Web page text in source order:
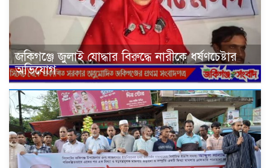
জকিগঞ্জে জুলাই যোদ্ধার বিরুদ্ধে নারীকে ধর্ষণচেষ্টার
অভিযোগ